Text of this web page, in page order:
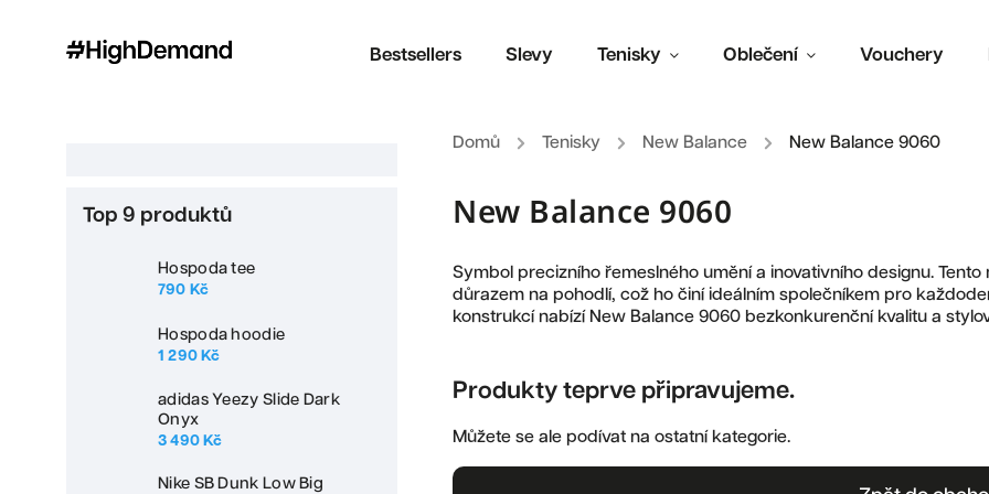
Bestsellers Slevy Tenisky Oblečení Vouchery
Domů / Tenisky / New Balance / New Balance 9060
Top 9 produktů
Hospoda tee
790 Kč
Hospoda hoodie
1 290 Kč
adidas Yeezy Slide Dark
Onyx
3 490 Kč
Nike SB Dunk Low Big
New Balance 9060
Symbol precizního řemeslného umění a inovativního designu.
důrazem na pohodlí, což ho činí ideálním společníkem pro
konstrukcí nabízí New Balance 9060 bezkonkurenční kvalitu a
Produkty teprve připravujeme.
Můžete se ale podívat na ostatní kategorie.